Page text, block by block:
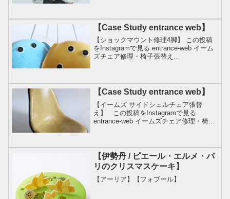
【Case Study entrance web】
【ショックマウント修理4脚】 この投稿
をInstagramで見る entrance-web イーム
ズチェア修理・椅子張替え
【Case Study entrance web】
【イームズ サイドシェルチェア張替
え】 この投稿をInstagramで見る
entrance-web イームズチェア修理・椅子
【伊勢丹 / ピエール・エルメ・パ
リのクリスマスケーキ】
【アーリア】【フォブール】